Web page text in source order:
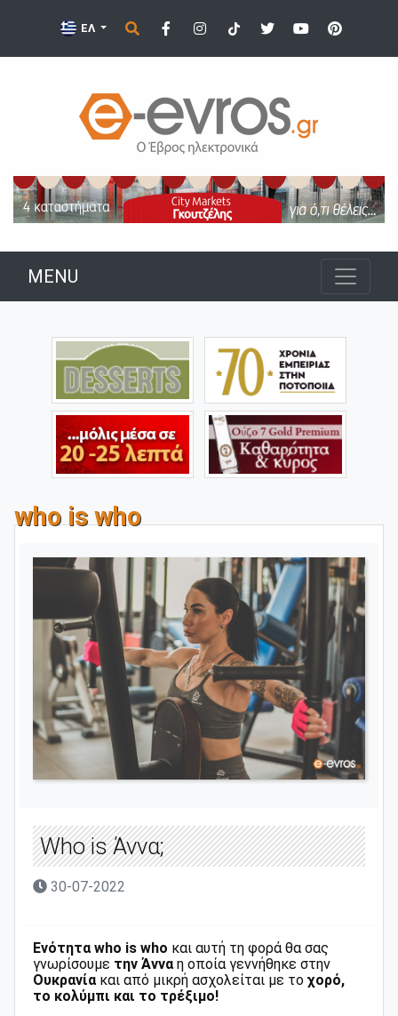
ΕΛ
MENU
who is who
Who is Άννα;
30-07-2022
Ενότητα who is who και αυτή τη φορά θα σας
γνωρίσουμε την Άννα η οποία γεννήθηκε στην
Ουκρανία και από μικρή ασχολείται με το χορό,
το κολύμπι και το τρέξιμο!